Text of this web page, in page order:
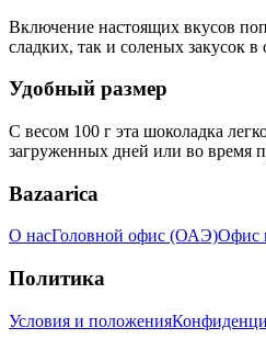
Включение настоящих вкусов
сладких, так и соленых закусок
Удобный размер
С весом 100 г эта шоколадка
загруженных дней или во время
Bazaarica
О насГоловной офис (ОАЭ)Офис
Политика
Условия и положения